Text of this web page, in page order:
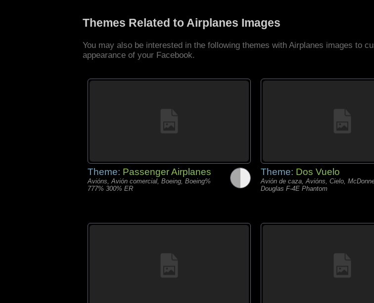
Themes Related to Airplanes Images
You may also be interested in the following themes with Airplanes images to
appearance of your Facebook.
Theme: Passenger Airplanes
Avións, Avión comercial, Boeing, Boeing%
777% 300% ER
Theme: Dos Vuelo
Avión de caza, Avións, Cielo,
Douglas F-4E Phantom